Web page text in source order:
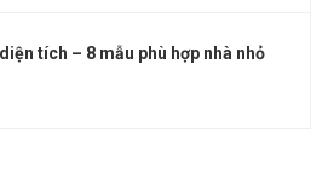
tích – 8 mẫu phù hợp nhà nhỏ